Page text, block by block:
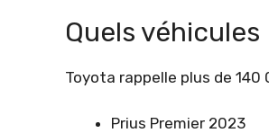
Quels
Toyota rappelle plus de
Prius Premier 2023